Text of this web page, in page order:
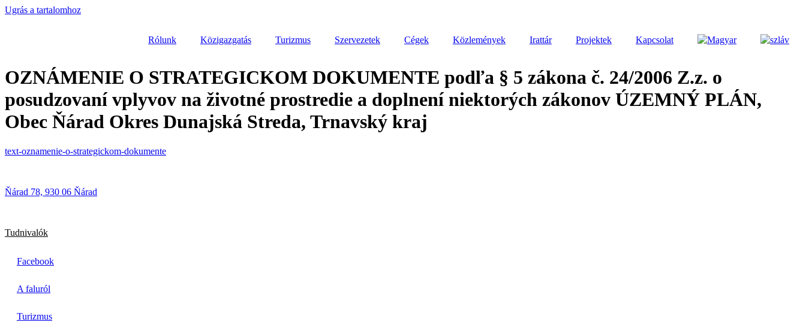
Ugrás a tartalomhoz
Rólunk Közigazgatás Turizmus Szervezetek Cégek Közlemények Irattár Projektek Kapcsolat
OZNÁMENIE O STRATEGICKOM DOKUMENTE podľa § 5 zákona č. 24/2006 Z.z. o
posudzovaní vplyvov na životné prostredie a doplnení niektorých zákonov ÚZEMNÝ PLÁN,
Obec Ňárad Okres Dunajská Streda, Trnavský kraj
text-oznamenie-o-strategickom-dokumente
Ňárad 78, 930 06 Ňárad
Tudnivalók
Facebook
A faluról
Turizmus